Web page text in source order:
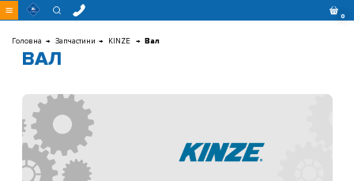
Перейти
до 0
Головна Запчастини KINZE Вал
ВАЛ